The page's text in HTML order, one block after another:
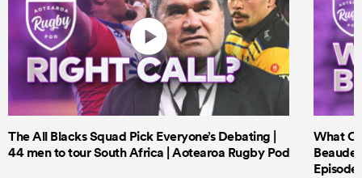
The All Blacks Squad Pick Everyone’s Debating |
44 men to tour South Africa | Aotearoa Rugby Pod
What
Episode